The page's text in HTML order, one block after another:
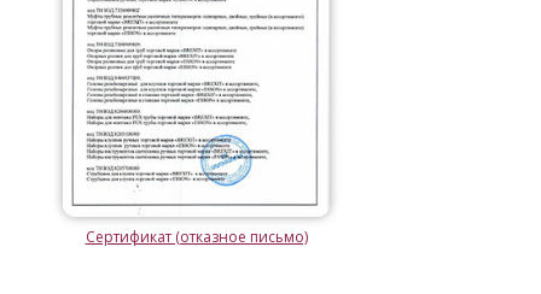
Сертификат (отказное письмо)